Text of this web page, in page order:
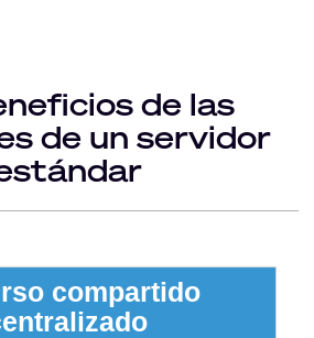
de las
de un servidor
compartido